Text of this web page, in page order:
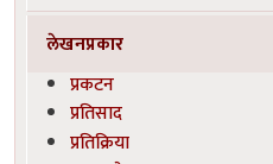
लेखनप्रकार
प्रकटन
प्रतिसाद
प्रतिक्रिया